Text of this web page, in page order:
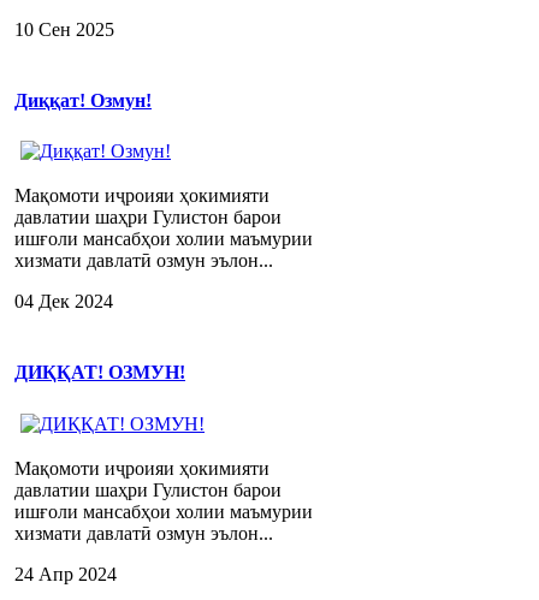
10 Сен 2025
Диққат! Озмун!
Мақомоти иҷроияи ҳокимияти
давлатии шаҳри Гулистон барои
ишғоли мансабҳои холии маъмурии
хизмати давлатӣ озмун эълон...
04 Дек 2024
ДИҚҚАТ! ОЗМУН!
Мақомоти иҷроияи ҳокимияти
давлатии шаҳри Гулистон барои
ишғоли мансабҳои холии маъмурии
хизмати давлатӣ озмун эълон...
24 Апр 2024